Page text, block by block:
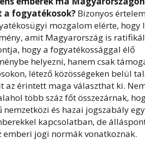
a fogyatékosok? Bizonyos
mozgalom elérte, hogy
amit Magyarország is
hogy a fogyatékossággal élő
helyezni, hanem csak
létező közösségeken belül
érintett maga választhat ki.
több száz főt összezárnak,
és hazai jogszabály
kapcsolatban, de
jogi normák vonatkoznak.